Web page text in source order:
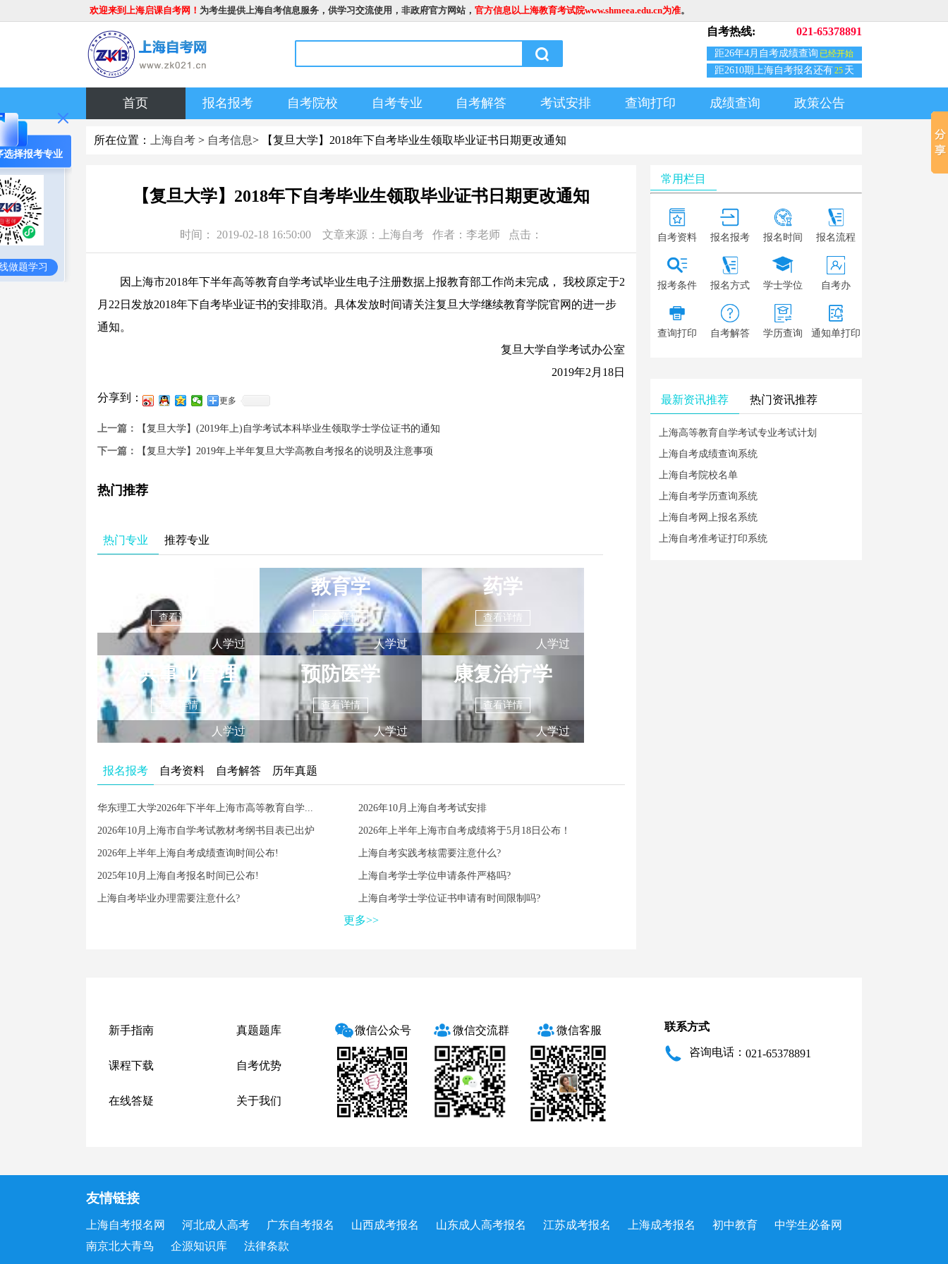
欢迎来到上海启课自考网！ 为考生提供上海自考信息服务，供学习交流使用，非政府官方网站， 官方信息以上海教育考试院www.shmeea.edu.cn为准。
自考热线: 021-65378891
距26年4月自考成绩查询 已经开始
距2610期上海自考报名还有25 天
首页 报名报考 自考院校 自考专业 自考解答 考试安排 查询打印 成绩查询 政策公告
所在位置： 上海自考 > 自考信息> 【复旦大学】2018年下自考毕业生领取毕业证书日期更改通知
【复旦大学】2018年下自考毕业生领取毕业证书日期更改通知
时间： 2019-02-18 16:50:00 文章来源：上海自考 作者：李老师 点击：
因上海市2018年下半年高等教育自学考试毕业生电子注册数据上报教育部工作尚未完成， 我校原定于2
月22日发放2018年下自考毕业证书的安排取消。具体发放时间请关注复旦大学继续教育学院官网的进一步
通知。
复旦大学自学考试办公室
2019年2月18日
分享到： 更多
上一篇： 【复旦大学】(2019年上)自学考试本科毕业生领取学士学位证书的通知
下一篇： 【复旦大学】2019年上半年复旦大学高教自考报名的说明及注意事项
热门推荐
热门专业 推荐专业
查看详情
人学过
教育学
查看详情
人学过
药学
查看详情
人学过
公共事业管理
查看详情
人学过
预防医学
查看详情
人学过
康复治疗学
查看详情
人学过
报名报考 自考资料 自考解答 历年真题
华东理工大学2026年下半年上海市高等教育自学... 2026年10月上海自考考试安排
2026年10月上海市自学考试教材考纲书目表已出炉 2026年上半年上海市自考成绩将于5月18日公布！
2026年上半年上海自考成绩查询时间公布! 上海自考实践考核需要注意什么?
2025年10月上海自考报名时间已公布! 上海自考学士学位申请条件严格吗?
上海自考毕业办理需要注意什么? 上海自考学士学位证书申请有时间限制吗?
更多>>
常用栏目
自考资料 报名报考 报名时间 报名流程
报考条件 报名方式 学士学位 自考办
查询打印 自考解答 学历查询 通知单打印
最新资讯推荐 热门资讯推荐
上海高等教育自学考试专业考试计划
上海自考成绩查询系统
上海自考院校名单
上海自考学历查询系统
上海自考网上报名系统
上海自考准考证打印系统
选择报考专业
做题学习
新手指南 真题题库
课程下载 自考优势
在线答疑 关于我们
微信公众号 微信交流群 微信客服 联系方式
咨询电话： 021-65378891
友情链接
上海自考报名网 河北成人高考 广东自考报名 山西成考报名 山东成人高考报名 江苏成考报名 上海成考报名 初中教育
中学生必备网
南京北大青鸟
企源知识库 法律条款